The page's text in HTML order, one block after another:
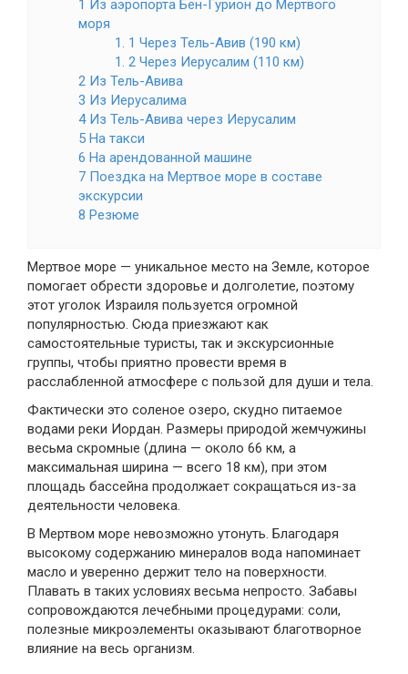
1 Из аэропорта Бен-Гурион до Мертвого
моря
1. 1 Через Тель-Авив (190 км)
1. 2 Через Иерусалим (110 км)
2 Из Тель-Авива
3 Из Иерусалима
4 Из Тель-Авива через Иерусалим
5 На такси
6 На арендованной машине
7 Поездка на Мертвое море в составе
экскурсии
8 Резюме
Мертвое море — уникальное место на Земле, которое
помогает обрести здоровье и долголетие, поэтому
этот уголок Израиля пользуется огромной
популярностью. Сюда приезжают как
самостоятельные туристы, так и экскурсионные
группы, чтобы приятно провести время в
расслабленной атмосфере с пользой для души и тела.
Фактически это соленое озеро, скудно питаемое
водами реки Иордан. Размеры природой жемчужины
весьма скромные (длина — около 66 км, а
максимальная ширина — всего 18 км), при этом
площадь бассейна продолжает сокращаться из-за
деятельности человека.
В Мертвом море невозможно утонуть. Благодаря
высокому содержанию минералов вода напоминает
масло и уверенно держит тело на поверхности.
Плавать в таких условиях весьма непросто. Забавы
сопровождаются лечебными процедурами: соли,
полезные микроэлементы оказывают благотворное
влияние на весь организм.